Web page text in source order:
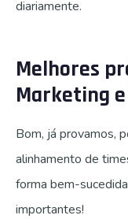
diariamente.
Melhores
Marketing
Bom, já provamos,
alinhamento de
forma bem-
importantes!